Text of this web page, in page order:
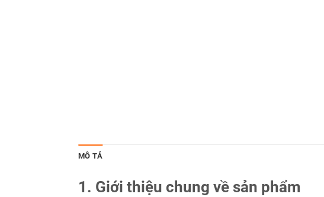
MÔ TẢ
1. Giới thiệu chung về sản phẩm